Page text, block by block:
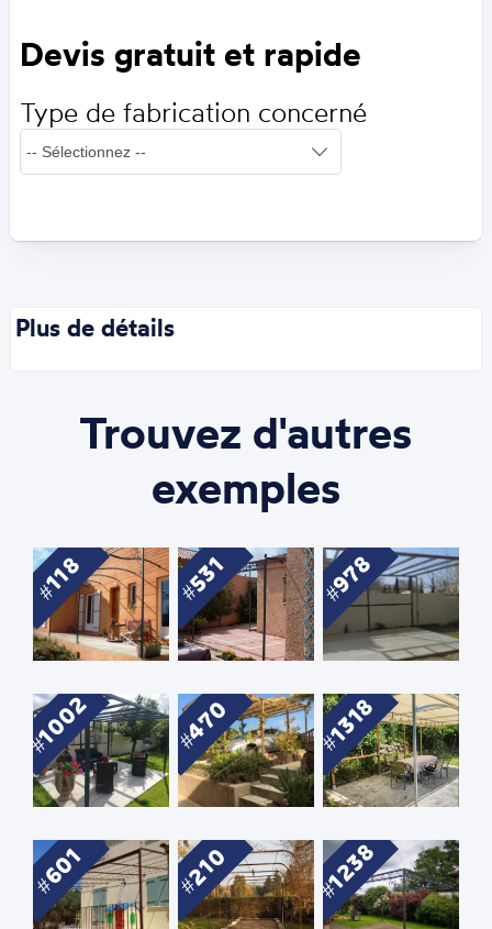
Devis gratuit et rapide
Type de fabrication concerné
Plus de détails
Trouvez d'autres
exemples
118 531 978
1002 470 1318
601 210 1238